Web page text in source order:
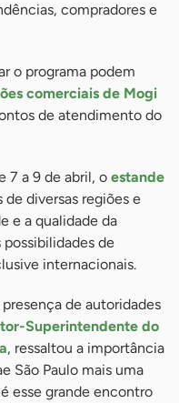
compradores e
o programa podem
comerciais de Mogi
de atendimento do
7 a 9 de abril, o estande
diversas regiões e
e a qualidade da
de
internacionais.
de autoridades
Superintendente do
, ressaltou a importância
São Paulo mais uma
esse grande encontro